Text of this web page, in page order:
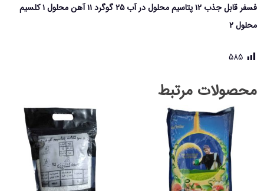
فسفر قابل جذب ۱۲ پتاسیم محلول در آب ۲۵ گوگرد ۱۱ آهن محلول ۱ کلسیم
محلول ۲
585
محصولات مرتبط